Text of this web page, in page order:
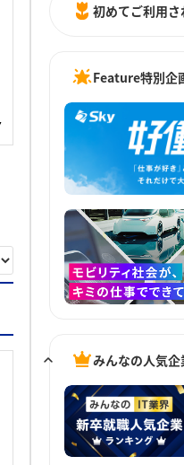
初めてご利用
Feature特別企
みんなの人気